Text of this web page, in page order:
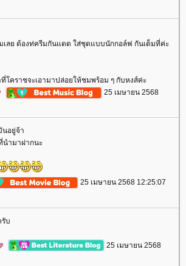
มเลย ต้องท่ครีมกันแดด ใส่ชุดแบบนักกอล์ฟ กันเต็มที่ค่ะ
ที่โคราชจะเอามาปล่อยให้ชมพร้อม ๆ กับหงส์ค่ะ
25 เมษายน 2568
นอยู่จ้า
นำมาฝากนะ
25 เมษายน 2568 12:25:07
บ
25 เมษายน 2568